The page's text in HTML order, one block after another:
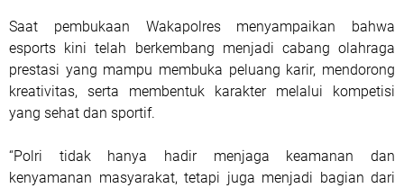
Saat pembukaan Wakapolres menyampaikan bahwa
esports kini telah berkembang menjadi cabang olahraga
prestasi yang mampu membuka peluang karir, mendorong
kreativitas, serta membentuk karakter melalui kompetisi
yang sehat dan sportif.
“Polri tidak hanya hadir menjaga keamanan dan
kenyamanan masyarakat, tetapi juga menjadi bagian dari